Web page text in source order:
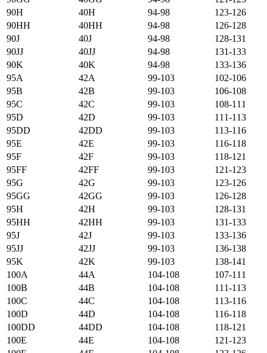
90H
40H 94-98
123-126
90HH
40HH 94-98
126-128
90J
40J 94-98
128-131
90JJ
40JJ 94-98
131-133
90K
40K 94-98
133-136
95А
42А 99-103
102-106
95B
42B 99-103
106-108
95C
42C 99-103
108-111
95D
42D 99-103
111-113
95DD
42DD 99-103
113-116
95E
42E 99-103
116-118
95F
42F 99-103
118-121
95FF
42FF 99-103
121-123
95G
42G 99-103
123-126
95GG
42GG 99-103
126-128
95H
42H 99-103
128-131
95HH
42HH 99-103
131-133
95J
42J 99-103
133-136
95JJ
42JJ 99-103
136-138
95K
42K 99-103
138-141
100А
44А 104-108
107-111
100B
44B 104-108
111-113
100C
44C 104-108
113-116
100D
44D 104-108
116-118
100DD
44DD 104-108
118-121
100E
44E 104-108
121-123